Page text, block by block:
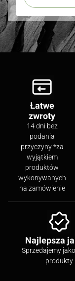
Łatwe
zwroty
14 dni bez
podania
przyczyny *za
wyjątkiem
produktów
wykonywanych
na zamówienie
Najlepsza
Sprzedajemy
produkty